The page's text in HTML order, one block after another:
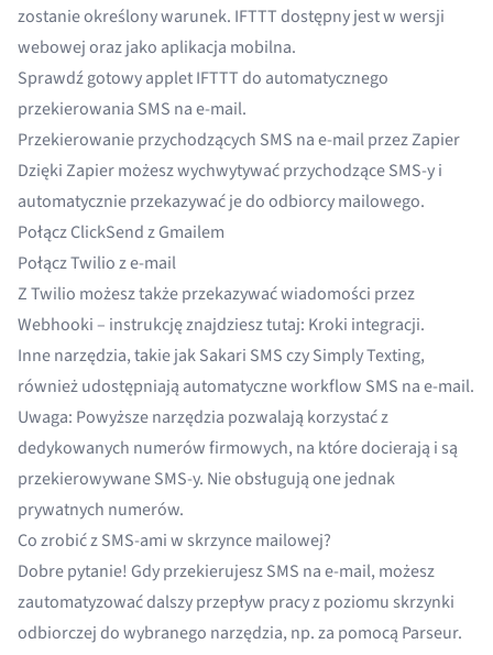
zostanie określony warunek. IFTTT dostępny jest w wersji
webowej oraz jako aplikacja mobilna.
Sprawdź gotowy applet IFTTT do automatycznego
przekierowania SMS na e-mail.
Przekierowanie przychodzących SMS na e-mail przez Zapier
Dzięki Zapier możesz wychwytywać przychodzące SMS-y i
automatycznie przekazywać je do odbiorcy mailowego.
Połącz ClickSend z Gmailem
Połącz Twilio z e-mail
Z Twilio możesz także przekazywać wiadomości przez
Webhooki – instrukcję znajdziesz tutaj: Kroki integracji.
Inne narzędzia, takie jak Sakari SMS czy Simply Texting,
również udostępniają automatyczne workflow SMS na e-mail.
Uwaga: Powyższe narzędzia pozwalają korzystać z
dedykowanych numerów firmowych, na które docierają i są
przekierowywane SMS-y. Nie obsługują one jednak
prywatnych numerów.
Co zrobić z SMS-ami w skrzynce mailowej?
Dobre pytanie! Gdy przekierujesz SMS na e-mail, możesz
zautomatyzować dalszy przepływ pracy z poziomu skrzynki
odbiorczej do wybranego narzędzia, np. za pomocą Parseur.